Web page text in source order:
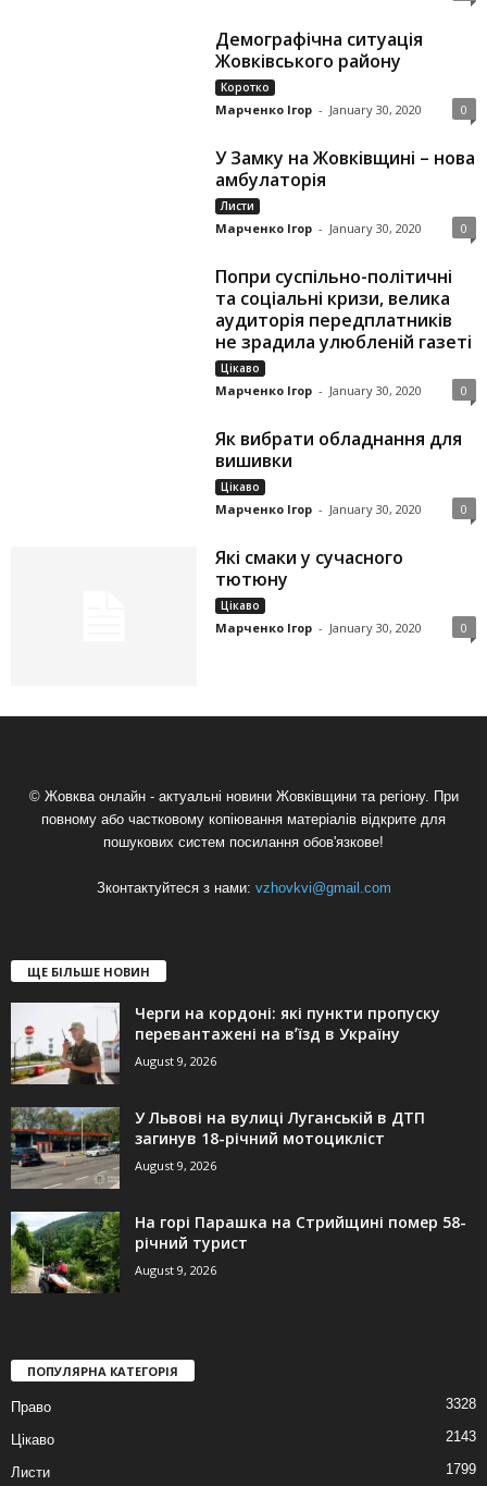
Демографічна ситуація
Жовківського району
Коротко
Марченко Ігор - January 30, 2020 0
У Замку на Жовківщині – нова
амбулаторія
Листи
Марченко Ігор - January 30, 2020 0
Попри суспільно-політичні
та соціальні кризи, велика
аудиторія передплатників
не зрадила улюбленій газеті
Цікаво
Марченко Ігор - January 30, 2020 0
Як вибрати обладнання для
вишивки
Цікаво
Марченко Ігор - January 30, 2020 0
Які смаки у сучасного
тютюну
Цікаво
Марченко Ігор - January 30, 2020 0
© Жовква онлайн - актуальні новини Жовківщини та регіону. При
повному або частковому копіювання матеріалів відкрите для
пошукових систем посилання обов'язкове!
Зконтактуйтеся з нами: vzhovkvi@gmail.com
ЩЕ БІЛЬШЕ НОВИН
Черги на кордоні: які пункти пропуску
перевантажені на вʼїзд в Україну
August 9, 2026
У Львові на вулиці Луганській в ДТП
загинув 18-річний мотоцикліст
August 9, 2026
На горі Парашка на Стрийщині помер 58-
річний турист
August 9, 2026
ПОПУЛЯРНА КАТЕГОРІЯ
Право 3328
Цікаво 2143
Листи 1799